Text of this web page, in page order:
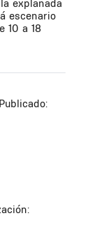
explanada
escenario
10 a 18
Publicado: